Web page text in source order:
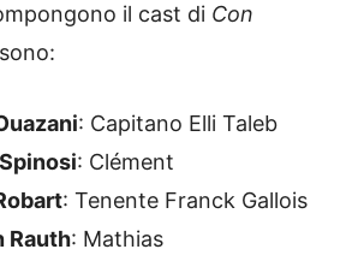
il cast di Con
sono:
: Capitano Elli Taleb
: Clément
: Tenente Franck Gallois
Rauth: Mathias